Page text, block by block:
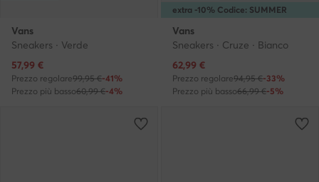
Vans
Sneakers · Verde
Prezzo attuale
57,99 €
Prezzo regolare99,95 €-41%
Prezzo più basso60,99 €-4%
extra -10% Codice: SUMMER
Vans
Sneakers · Cruze · Bianco
Prezzo attuale
62,99 €
Prezzo regolare94,95 €-33%
Prezzo più basso66,99 €-5%